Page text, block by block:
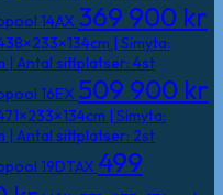
14AX 369 900 kr
| Simyta:
| Antal sittplatser: 4st
16EX 509 900 kr
| Simyta:
| Antal sittplatser: 2st
19DTAX 499